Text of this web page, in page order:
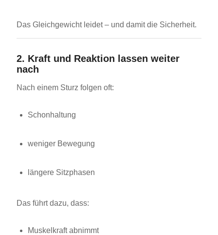
Das Gleichgewicht leidet – und damit die Sicherheit.
2. Kraft und Reaktion lassen weiter
nach
Nach einem Sturz folgen oft:
Schonhaltung
weniger Bewegung
längere Sitzphasen
Das führt dazu, dass:
Muskelkraft abnimmt